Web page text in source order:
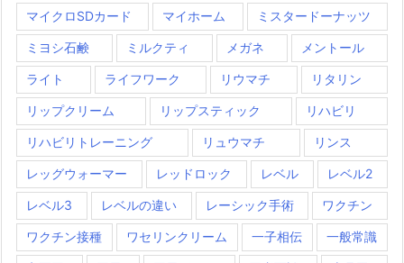
マイクロSDカード マイホーム ミスタードーナッツ
ミヨシ石鹸 ミルクティ メガネ メントール
ライト ライフワーク リウマチ リタリン
リップクリーム リップスティック リハビリ
リハビリトレーニング リュウマチ リンス
レッグウォーマー レッドロック レベル レベル2
レベル3 レベルの違い レーシック手術 ワクチン
ワクチン接種 ワセリンクリーム 一子相伝 一般常識